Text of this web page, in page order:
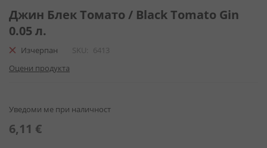
към
началото
на
галерия
снимки
Джин Блек Томато / Black Tomato Gin
0.05 л.
Изчерпан SKU
6413
Оцени продукта
Уведоми ме при наличност
6,11 €